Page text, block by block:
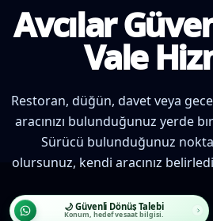
Avcılar
Vale
Restoran, düğün, davet veya
aracınızı bulunduğunuz yerde
Sürücü bulunduğunuz
olursunuz, kendi aracınız
🌙 Güvenli Dönüş Talebi
Konum, hedef ve saat bilgisi.